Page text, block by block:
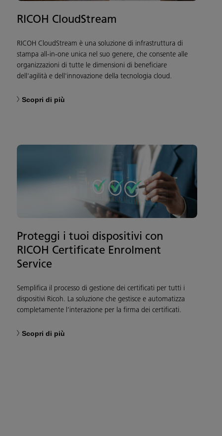
RICOH CloudStream
RICOH CloudStream è una soluzione di infrastruttura di
stampa all-in-one unica nel suo genere, che consente alle
organizzazioni di tutte le dimensioni di beneficiare
dell'agilità e dell'innovazione della tecnologia cloud.
Scopri di più
Proteggi i tuoi dispositivi con
RICOH Certificate Enrolment
Service
Semplifica il processo di gestione dei certificati per tutti i
dispositivi Ricoh. La soluzione che gestisce e automatizza
completamente l’interazione per la firma dei certificati.
Scopri di più